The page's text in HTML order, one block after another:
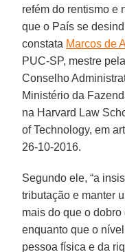
refém do rentismo e
que o País se
constata Marcos de
PUC-SP, mestre
Conselho
Ministério da
na Harvard Law
of Technology, em
26-10-2016.
Segundo ele, “a
tributação e manter
mais do que o
enquanto que o
pessoa física e da